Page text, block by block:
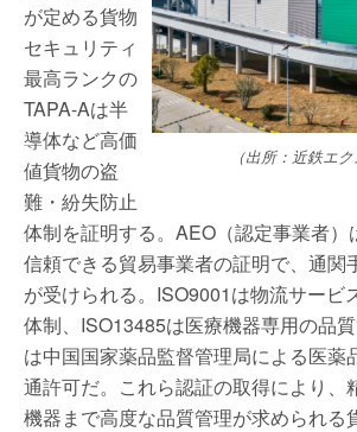
（出所：近鉄エ
が定める貨物
セキュリティ
最高ランクの
TAPA-Aは半
導体など高価
値貨物の盗
難・紛失防止
体制を証明する。AEO（認定事業者）
信頼できる貿易事業者の証明で、通関
が受けられる。ISO9001は物流サービ
体制、ISO13485は医療機器専用の品
は中国国家薬品監督管理局による医薬
通許可だ。これら認証の取得により、
機器まで高度な品質管理が求められる